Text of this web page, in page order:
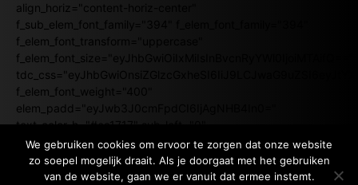
align_horiz="content-horiz-center"
f_sub_elem_font_family="394" f_elem_font_family="394"
f_elem_font_transform="uppercase"
f_elem_font_size="eyJhbGwiOiIxMiIsInBvcnRyYWl0IjoiMTAifQ=="
f_elem_font_weight="400"
elem_padd="eyJwb3J0cmFpdCI6IjAgNHB4In0="
text_color_h="#ea1717" sub_left="0"
submenu_align="content-horiz-center"
sub_align_horiz="content-horiz-center"]
We gebruiken cookies om ervoor te zorgen dat onze website
zo soepel mogelijk draait. Als je doorgaat met het gebruiken
van de website, gaan we er vanuit dat ermee instemt.